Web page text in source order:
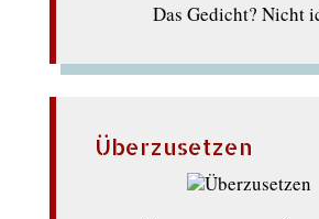
Das Gedicht? Nicht
Überzusetzen